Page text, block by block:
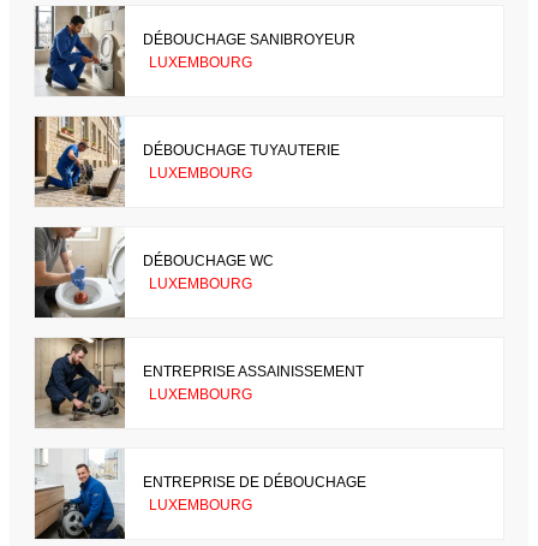
DÉBOUCHAGE SANIBROYEUR
LUXEMBOURG
DÉBOUCHAGE TUYAUTERIE
LUXEMBOURG
DÉBOUCHAGE WC
LUXEMBOURG
ENTREPRISE ASSAINISSEMENT
LUXEMBOURG
ENTREPRISE DE DÉBOUCHAGE
LUXEMBOURG